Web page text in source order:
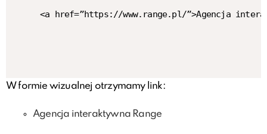
<a href=”https://www.range.pl/”>Agencja
W formie wizualnej otrzymamy link:
Agencja interaktywna Range